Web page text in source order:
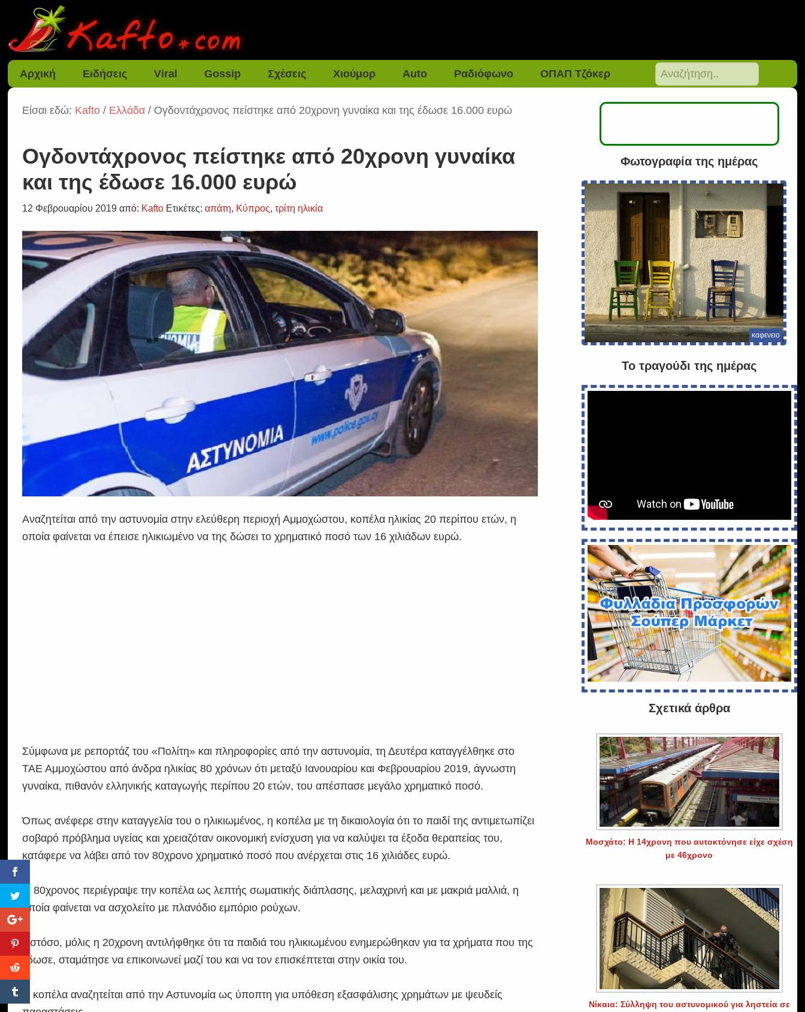
Αρχική Ειδήσεις Viral Gossip Σχέσεις Χιούμορ Auto Ραδιόφωνο ΟΠΑΠ Τζόκερ
Είσαι εδώ: Kafto / Ελλάδα / Ογδοντάχρονος πείστηκε από 20χρονη γυναίκα και της έδωσε 16.000 ευρώ
Ογδοντάχρονος πείστηκε από 20χρονη γυναίκα
και της έδωσε 16.000 ευρώ
12 Φεβρουαρίου 2019 από: Kafto Ετικέτες:απάτη, Κύπρος,τρίτη ηλικία
Αναζητείται από την αστυνομία στην ελεύθερη περιοχή Αμμοχώστου, κοπέλα ηλικίας 20 περίπου ετών, η
οποία φαίνεται να έπεισε ηλικιωμένο να της δώσει το χρηματικό ποσό των 16 χιλιάδων ευρώ.
Σύμφωνα με ρεπορτάζ του «Πολίτη» και πληροφορίες από την αστυνομία, τη Δευτέρα καταγγέλθηκε στο
ΤΑΕ Αμμοχώστου από άνδρα ηλικίας 80 χρόνων ότι μεταξύ Ιανουαρίου και Φεβρουαρίου 2019, άγνωστη
γυναίκα, πιθανόν ελληνικής καταγωγής περίπου 20 ετών, του απέσπασε μεγάλο χρηματικό ποσό.
Όπως ανέφερε στην καταγγελία του ο ηλικιωμένος, η κοπέλα με τη δικαιολογία ότι το παιδί της αντιμετωπίζει
σοβαρό πρόβλημα υγείας και χρειαζόταν οικονομική ενίσχυση για να καλύψει τα έξοδα θεραπείας του,
κατάφερε να λάβει από τον 80χρονο χρηματικό ποσό που ανέρχεται στις 16 χιλιάδες ευρώ.
Ο 80χρονος περιέγραψε την κοπέλα ως λεπτής σωματικής διάπλασης, μελαχρινή και με μακριά μαλλιά, η
οποία φαίνεται να ασχολείτο με πλανόδιο εμπόριο ρούχων.
Ωστόσο, μόλις η 20χρονη αντιλήφθηκε ότι τα παιδιά του ηλικιωμένου ενημερώθηκαν για τα χρήματα που της
έδωσε, σταμάτησε να επικοινωνεί μαζί του και να τον επισκέπτεται στην οικία του.
Η κοπέλα αναζητείται από την Αστυνομία ως ύποπτη για υπόθεση εξασφάλισης χρημάτων με ψευδείς
Φωτογραφία της ημέρας
καφενειο
Το τραγούδι της ημέρας
Σχετικά άρθρα
Μοσχάτο: Η 14χρονη που αυτοκτόνησε είχε σχέση
με 46χρονο
Νίκαια: Σύλληψη του αστυνομικού για ληστεία σε